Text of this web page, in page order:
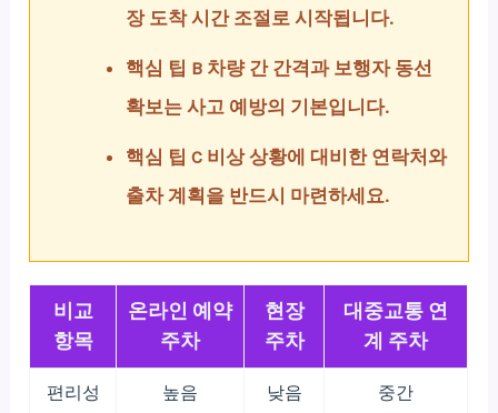
장 도착 시간 조절로 시작됩니다.
핵심 팁 B 차량 간 간격과 보행자 동선
확보는 사고 예방의 기본입니다.
핵심 팁 C 비상 상황에 대비한 연락처와
출차 계획을 반드시 마련하세요.
비교
항목
온라인 예약
주차
현장
주차
대중교통 연
계 주차
편리성 높음 낮음 중간